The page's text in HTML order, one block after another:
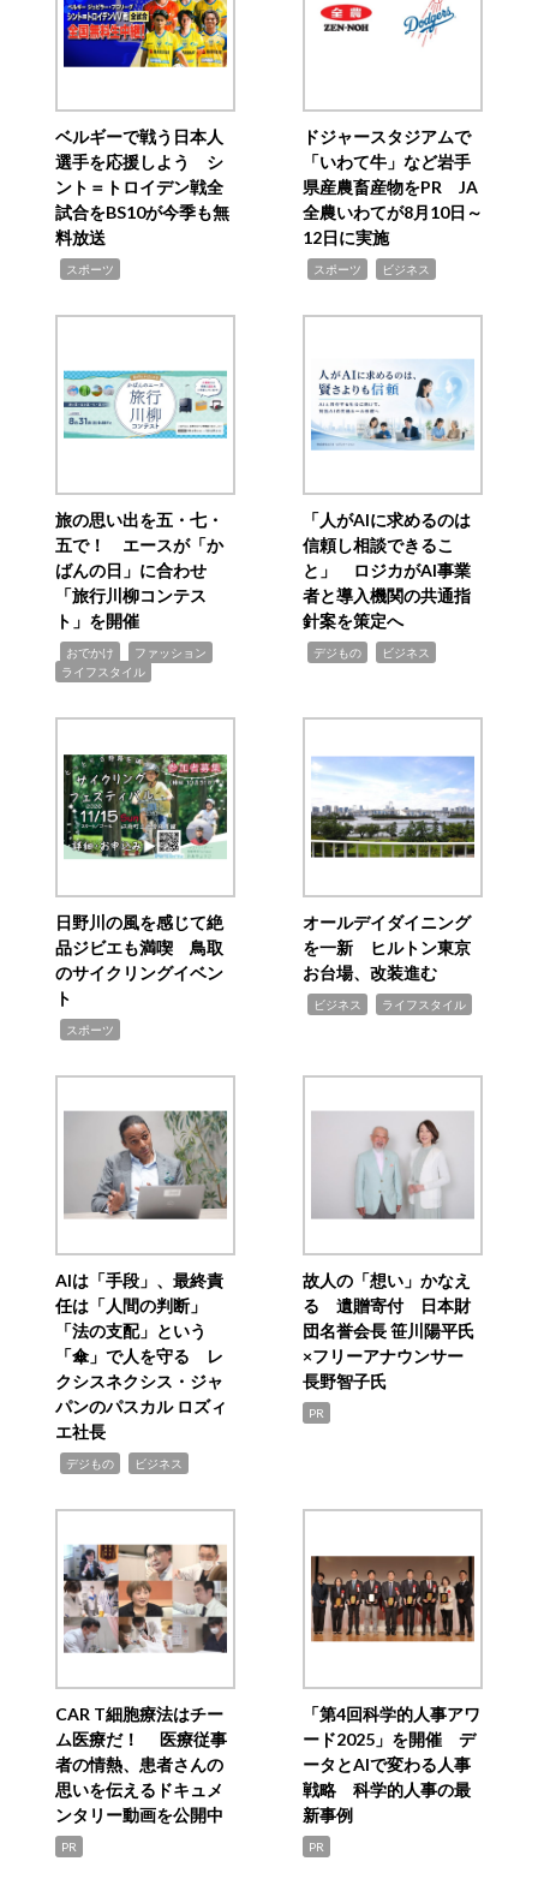
ベルギーで戦う日本人
選手を応援しよう シ
ント＝トロイデン戦全
試合をBS10が今季も無
料放送
スポーツ
ドジャースタジアムで
「いわて牛」など岩手
県産農畜産物をPR JA
全農いわてが8月10日～
12日に実施
スポーツ ビジネス
旅の思い出を五・七・
五で！ エースが「か
ばんの日」に合わせ
「旅行川柳コンテス
ト」を開催
おでかけ ファッション
ライフスタイル
「人がAIに求めるのは
信頼し相談できるこ
と」 ロジカがAI事業
者と導入機関の共通指
針案を策定へ
デジもの ビジネス
日野川の風を感じて絶
品ジビエも満喫 鳥取
のサイクリングイベン
ト
スポーツ
オールデイダイニング
を一新 ヒルトン東京
お台場、改装進む
ビジネス ライフスタイル
AIは「手段」、最終責
任は「人間の判断」
「法の支配」という
「傘」で人を守る レ
クシスネクシス・ジャ
パンのパスカル ロズィ
エ社長
デジもの ビジネス
故人の「想い」かなえ
る 遺贈寄付 日本財
団名誉会長 笹川陽平氏
×フリーアナウンサー
長野智子氏
PR
CAR T細胞療法はチー
ム医療だ！ 医療従事
者の情熱、患者さんの
思いを伝えるドキュメ
ンタリー動画を公開中
PR
「第4回科学的人事アワ
ード2025」を開催 デ
ータとAIで変わる人事
戦略 科学的人事の最
新事例
PR